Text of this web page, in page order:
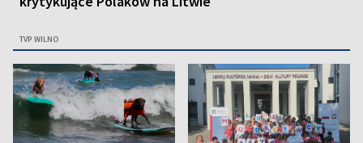
TVP WILNO